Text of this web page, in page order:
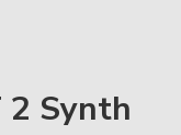
2 Synth